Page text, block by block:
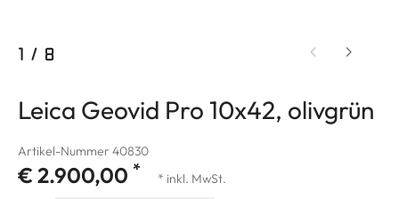
1 / 8
Leica Geovid Pro 10x42, olivgrün
Artikel-Nummer 40830
€ 2.900,00 * * inkl. MwSt.